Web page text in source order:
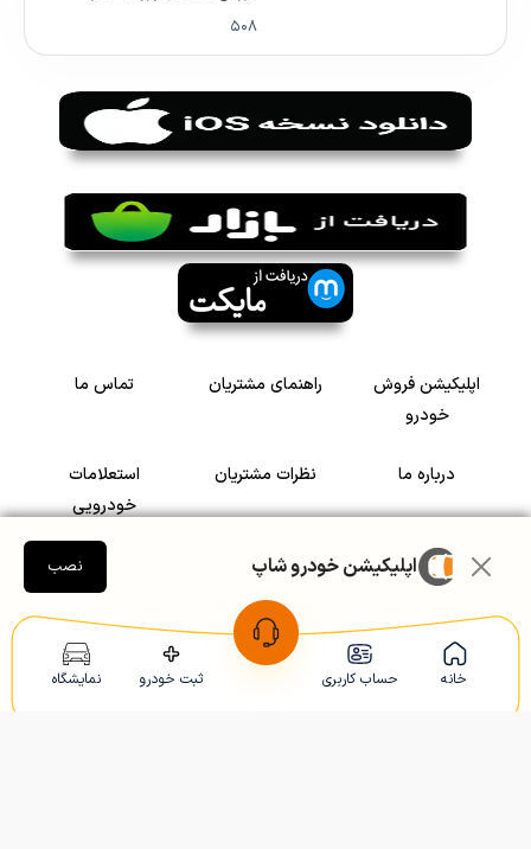
خانه حساب کاربری ثبت خودرو نمایشگاه
۵۰۸
اپلیکیشن فروش
خودرو
راهنمای مشتریان تماس ما
درباره ما نظرات مشتریان
استعلامات
خودرویی
سرمایه گذاری در
رضایت مشتریان
Copyright © 2005-2026 Khodroshop.ir
اپلیکیشن خودرو شاپ نصب